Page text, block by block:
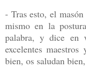
- Tras esto, el
mismo en la
palabra, y dice en
excelentes
bien, os saludan